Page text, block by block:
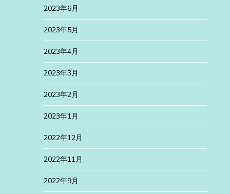
2023年6月
2023年5月
2023年4月
2023年3月
2023年2月
2023年1月
2022年12月
2022年11月
2022年9月